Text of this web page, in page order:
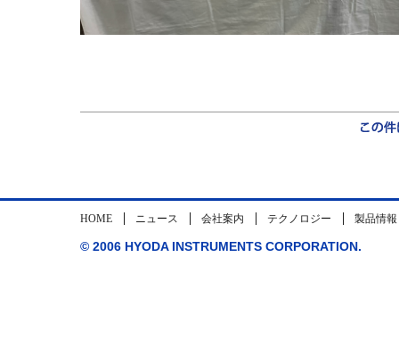
HOME ニュース 会社案内 テクノロジー 製品情報
© 2006 HYODA INSTRUMENTS CORPORATION.